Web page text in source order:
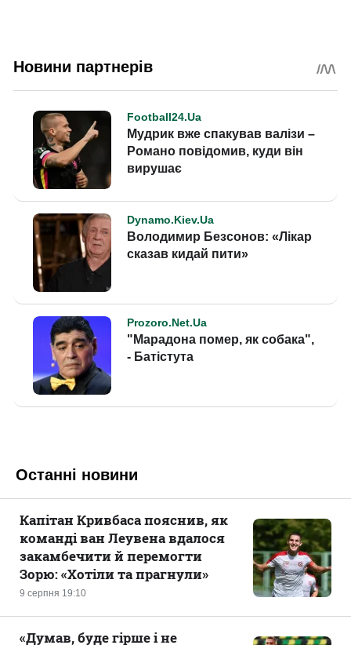
Останні новини
9 серпня 19:10
Капітан Кривбаса пояснив, як
команді ван Леувена вдалося
закамбечити й перемогти
Зорю: «Хотіли та прагнули»
«Думав, буде гірше і не